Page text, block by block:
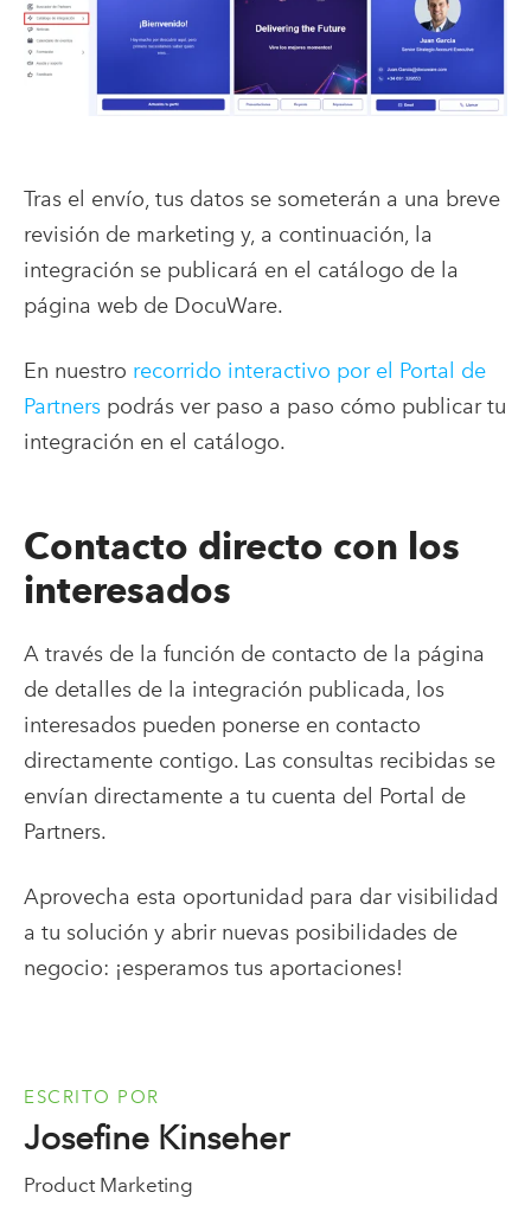
Tras el envío, tus datos se someterán a una breve
revisión de marketing y, a continuación, la
integración se publicará en el catálogo de la
página web de DocuWare.
En nuestro recorrido interactivo por el Portal de
Partners podrás ver paso a paso cómo publicar tu
integración en el catálogo.
Contacto directo con los
interesados
A través de la función de contacto de la página
de detalles de la integración publicada, los
interesados pueden ponerse en contacto
directamente contigo. Las consultas recibidas se
envían directamente a tu cuenta del Portal de
Partners.
Aprovecha esta oportunidad para dar visibilidad
a tu solución y abrir nuevas posibilidades de
negocio: ¡esperamos tus aportaciones!
ESCRITO POR
Josefine Kinseher
Product Marketing